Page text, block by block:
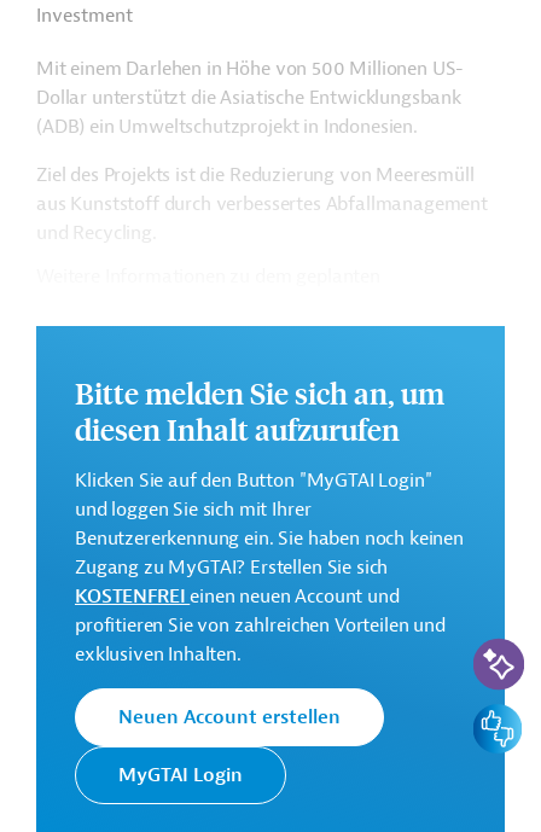
Investment
Mit einem Darlehen in Höhe von 500 Millionen US-
Dollar unterstützt die Asiatische Entwicklungsbank
(ADB) ein Umweltschutzprojekt in Indonesien.
Ziel des Projekts ist die Reduzierung von Meeresmüll
aus Kunststoff durch verbessertes Abfallmanagement
und Recycling.
GTAI informiert über dieADB: Schwerpunkte,
Regularien und praktische Hinweise zur
Geberbeitrag:
500 Millionen US-Dollar (Darlehen)
Kontaktadressen
Asiatische
Entwicklungsbank
Die ADB ist die wichtigste
multilaterale
Finanzierungsinstitution für
Bitte melden Sie sich an, um
diesen Inhalt aufzurufen
Klicken Sie auf den Button "MyGTAI Login"
und loggen Sie sich mit Ihrer
Benutzererkennung ein. Sie haben noch keinen
Zugang zu MyGTAI? Erstellen Sie sich
KOSTENFREIeinen neuen Account und
profitieren Sie von zahlreichen Vorteilen und
exklusiven Inhalten.
Neuen Account erstellen
MyGTAI Login
KI-